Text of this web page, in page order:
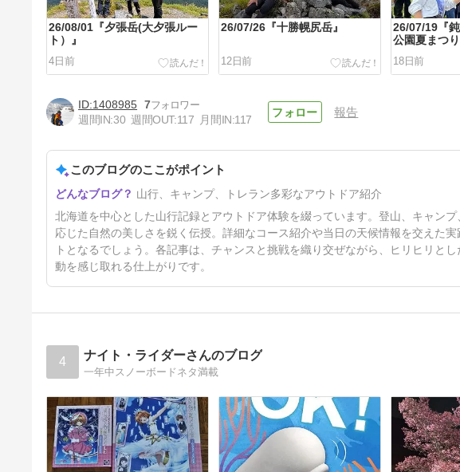
26/08/01『夕張岳(大夕張ルー
ト）』
4日前
26/07/26『十勝幌尻岳』
12日前
26/07/19『
公園夏まつり
18日前
26/07/11『坊主山』
26日前
1408985 7
週間IN:30 週間OUT:117 月間IN:117
報告
このブログのここがポイント
山行、キャンプ、トレラン多彩なアウトドア紹介
北海道を中心とした山行記録とアウトドア体験を綴っています。登山、キャン
応じた自然の美しさを鋭く伝授。詳細なコース紹介や当日の天候情報を交えた
トとなるでしょう。各記事は、チャンスと挑戦を織り交ぜながら、ヒリヒリと
動を感じ取れる仕上がりです。
4 ナイト・ライダーさんのブログ
一年中スノーボードネタ満載